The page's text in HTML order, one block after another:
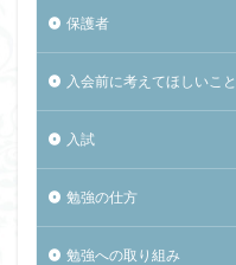
保護者
入会前に考えてほしいこと
入試
勉強の仕方
勉強への取り組み